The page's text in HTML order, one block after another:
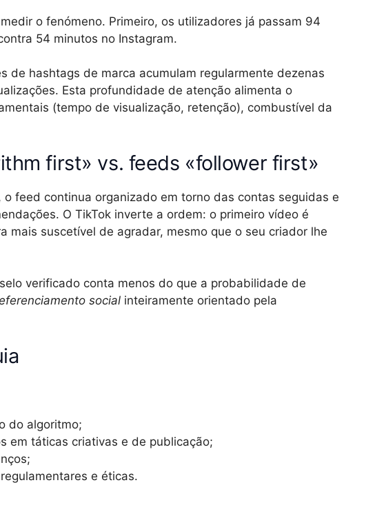
o fenómeno. Primeiro, os utilizadores já passam 94
54 minutos no Instagram.
de hashtags de marca acumulam regularmente dezenas
Esta profundidade de atenção alimenta o
(tempo de visualização, retenção), combustível da
first» vs. feeds «follower first»
o feed continua organizado em torno das contas seguidas e
O TikTok inverte a ordem: o primeiro vídeo é
mais suscetível de agradar, mesmo que o seu criador lhe
verificado conta menos do que a probabilidade de
social inteiramente orientado pela
do algoritmo;
em táticas criativas e de publicação;
e éticas.